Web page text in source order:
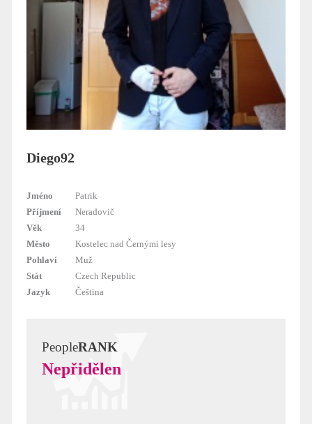
Diego92
Jméno
Patrik
Příjmení
Neradovič
Věk
34
Město
Kostelec nad Černými lesy
Pohlaví
Muž
Stát
Czech Republic
Jazyk
Čeština
PeopleRANK
Nepřidělen